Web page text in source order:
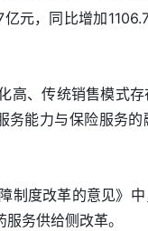
元，同比增加
高、传统销售模式
能力与保险服务
制度改革的意见》
务供给侧改革。